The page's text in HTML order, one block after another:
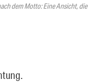
dem Motto: Eine Ansicht, die